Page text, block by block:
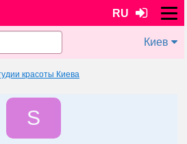
RU
Киев
красоты Киева
S